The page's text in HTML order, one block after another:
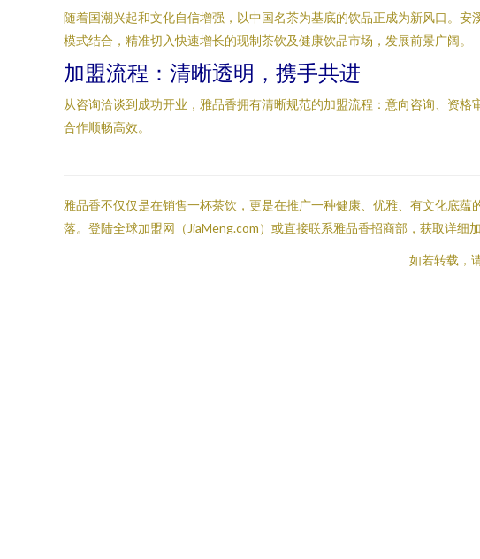
随着国潮兴起和文化自信增强，以中国名茶为基底的饮品正成为新风口。
模式结合，精准切入快速增长的现制茶饮及健康饮品市场，发展前景广阔。
加盟流程：清晰透明，携手共进
从咨询洽谈到成功开业，雅品香拥有清晰规范的加盟流程：意向咨询、资
合作顺畅高效。
雅品香不仅仅是在销售一杯茶饮，更是在推广一种健康、优雅、有文化底
落。登陆全球加盟网（JiaMeng.com）或直接联系雅品香招商部，获取详细
如若转载，